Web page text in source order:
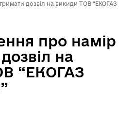
дозвіл на викиди ТОВ “ЕКОГАЗ
про намір
на
“ЕКОГАЗ